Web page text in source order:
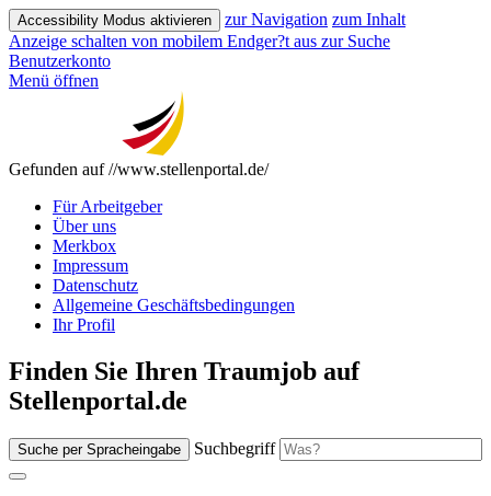
Accessibility Modus aktivieren zur Navigation zum Inhalt
Anzeige schalten von mobilem Endger?t aus zur Suche
Benutzerkonto
Menü öffnen
Gefunden auf //www.stellenportal.de/
Für Arbeitgeber
Über uns
Merkbox
Impressum
Datenschutz
Allgemeine Geschäftsbedingungen
Ihr Profil
Finden Sie Ihren Traumjob auf
Stellenportal.de
Suche per Spracheingabe Suchbegriff